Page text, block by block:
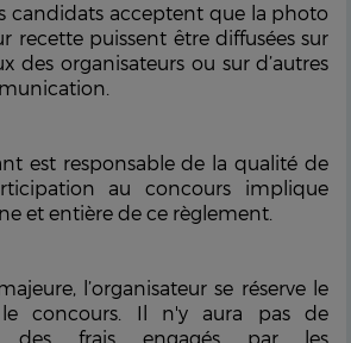
candidats acceptent que la photo
recette puissent être diffusées sur
des organisateurs ou sur d’autres
est responsable de la qualité de
au concours implique
et entière de ce règlement.
l’organisateur se réserve le
concours. Il n'y aura pas de
des frais engagés par les